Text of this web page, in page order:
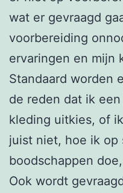
wat er gevraagd
voorbereiding
ervaringen en mijn
Standaard worden
de reden dat ik
kleding uitkies, of
juist niet, hoe ik op
boodschappen
Ook wordt